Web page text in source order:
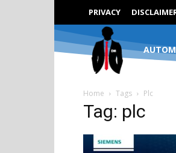
PRIVACY
Home Tags Plc
Tag: plc